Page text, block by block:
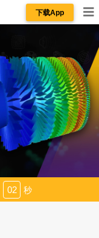
下载App
02 秒